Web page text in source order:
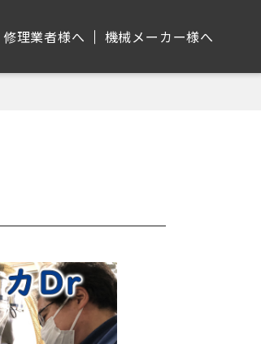
修理業者様へ 機械メーカー様へ